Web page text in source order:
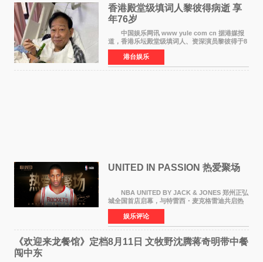
香港殿堂级填词人黎彼得病逝 享
年76岁​
中国娱乐网讯 www yule com cn 据港媒报
道，香港乐坛殿堂级填词人、资深演员黎彼得于8
月5日上午因病离世，终年76岁。好友钟志光透
露，黎彼得今年3月中风后便卧床休养，身体机能
持续衰退，最
港台娱乐
UNITED IN PASSION 热爱聚场
NBA UNITED BY JACK & JONES 郑州正弘
城全国首店启幕，与特雷西・麦克格雷迪共启热
爱 2026 年7 月21 日，
NBAUNITEDBYJACK&JONES 全国首店，于郑
州正弘城正式启幕。NBA 传奇球星
娱乐评论
《欢迎来龙餐馆》定档8月11日 文牧野沈腾蒋奇明带中餐
闯中东